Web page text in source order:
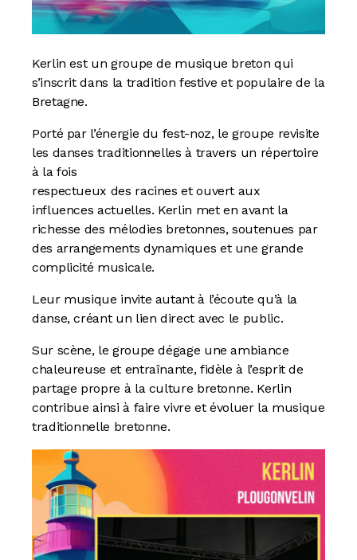
Kerlin est un groupe de musique breton qui
s’inscrit dans la tradition festive et populaire de la
Bretagne.
Porté par l’énergie du fest-noz, le groupe revisite
les danses traditionnelles à travers un répertoire
à la fois
respectueux des racines et ouvert aux
influences actuelles. Kerlin met en avant la
richesse des mélodies bretonnes, soutenues par
des arrangements dynamiques et une grande
complicité musicale.
Leur musique invite autant à l’écoute qu’à la
danse, créant un lien direct avec le public.
Sur scène, le groupe dégage une ambiance
chaleureuse et entraînante, fidèle à l’esprit de
partage propre à la culture bretonne. Kerlin
contribue ainsi à faire vivre et évoluer la musique
traditionnelle bretonne.